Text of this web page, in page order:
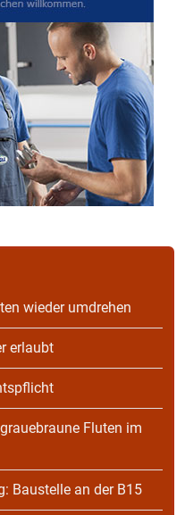
wieder umdrehen
erlaubt
Fluten im
Baustelle an der B15